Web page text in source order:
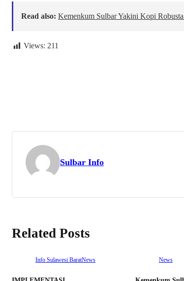
Read also: Kemenkum Sulbar Yakini Kopi
Views: 211
Sulbar Info
Related Posts
Info Sulawesi BaratNews News